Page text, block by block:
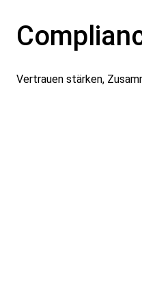
Vertrauen stärken,